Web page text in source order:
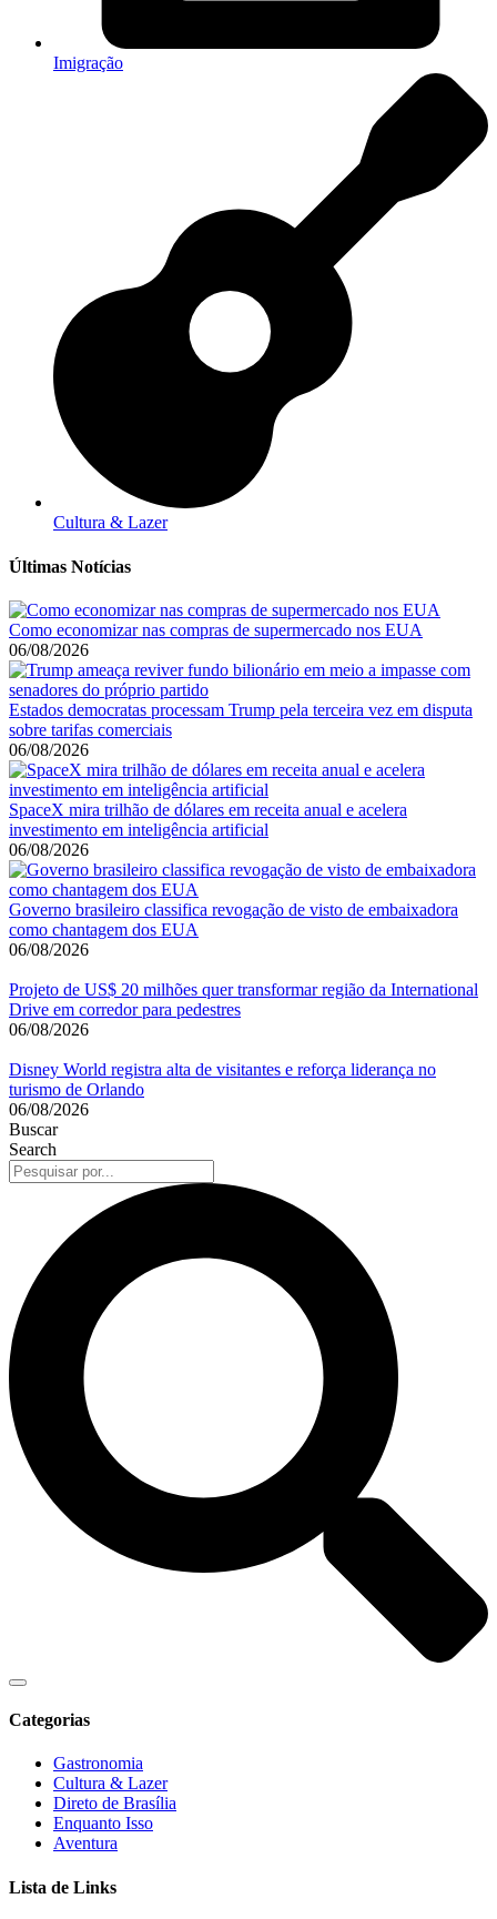
Imigração
Cultura & Lazer
Últimas Notícias
Como economizar nas compras de supermercado nos EUA
06/08/2026
Estados democratas processam Trump pela terceira vez em disputa
sobre tarifas comerciais
06/08/2026
SpaceX mira trilhão de dólares em receita anual e acelera
investimento em inteligência artificial
06/08/2026
Governo brasileiro classifica revogação de visto de embaixadora
como chantagem dos EUA
06/08/2026
Projeto de US$ 20 milhões quer transformar região da International
Drive em corredor para pedestres
06/08/2026
Disney World registra alta de visitantes e reforça liderança no
turismo de Orlando
06/08/2026
Buscar
Search
Categorias
Gastronomia
Cultura & Lazer
Direto de Brasília
Enquanto Isso
Aventura
Lista de Links